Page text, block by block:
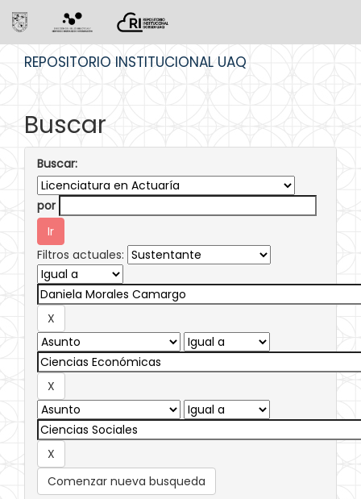
REPOSITORIO INSTITUCIONAL UAQ
Buscar
Buscar:
por
Filtros actuales:
Comenzar nueva busqueda